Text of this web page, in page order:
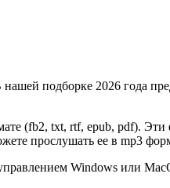
подборке 2026 года
(fb2, txt, rtf, epub, pdf).
прослушать ее в mp3
Windows или